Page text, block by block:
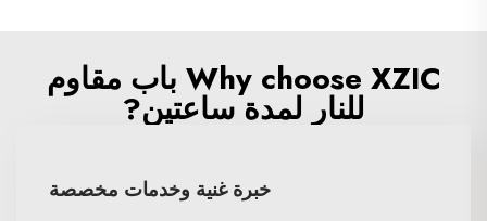
Why choose XZIC باب مقاوم
للنار لمدة ساعتين?
خبرة غنية وخدمات مخصصة